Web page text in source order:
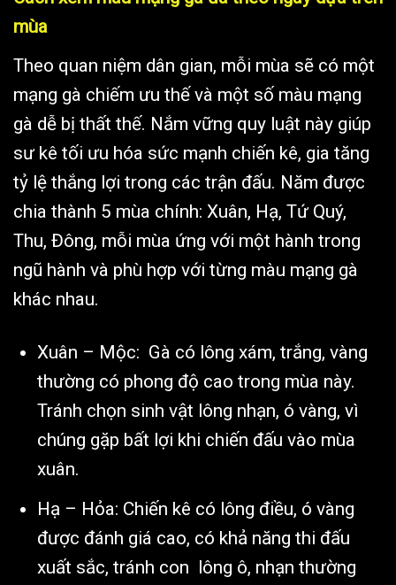
mùa
Theo quan niệm dân gian, mỗi mùa sẽ có một
mạng gà chiếm ưu thế và một số màu mạng
gà dễ bị thất thế. Nắm vững quy luật này giúp
sư kê tối ưu hóa sức mạnh chiến kê, gia tăng
tỷ lệ thắng lợi trong các trận đấu. Năm được
chia thành 5 mùa chính: Xuân, Hạ, Tứ Quý,
Thu, Đông, mỗi mùa ứng với một hành trong
ngũ hành và phù hợp với từng màu mạng gà
khác nhau.
Xuân – Mộc: Gà có lông xám, trắng, vàng
thường có phong độ cao trong mùa này.
Tránh chọn sinh vật lông nhạn, ó vàng, vì
chúng gặp bất lợi khi chiến đấu vào mùa
xuân.
Hạ – Hỏa: Chiến kê có lông điều, ó vàng
được đánh giá cao, có khả năng thi đấu
xuất sắc, tránh con lông ô, nhạn thường